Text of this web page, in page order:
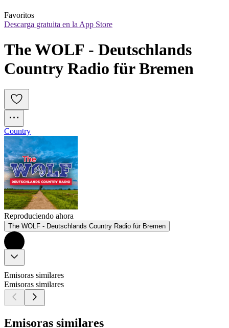
Favoritos
Descarga gratuita en la App Store
The WOLF - Deutschlands
Country Radio für Bremen
Country
Reproduciendo ahora
The WOLF - Deutschlands Country Radio für Bremen
Emisoras similares
Emisoras similares
Emisoras similares